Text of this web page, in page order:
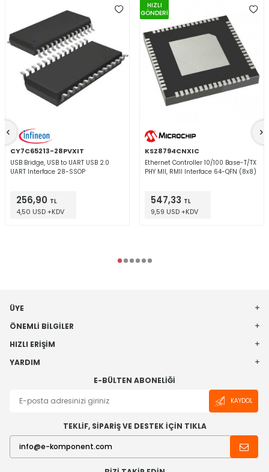
CY7C65213-28PVXIT
USB Bridge, USB to UART USB 2.0
UART Interface 28-SSOP
256,90 TL
4,50 USD +KDV
HIZLI
GÖNDERİ
KSZ8794CNXIC
Ethernet Controller 10/100 Base-T/TX
PHY MII, RMII Interface 64-QFN (8x8)
547,33 TL
9,59 USD +KDV
ÜYE
ÖNEMLI BILGILER
HIZLI ERIŞIM
YARDIM
E-BÜLTEN ABONELIĞI
KAYDOL
TEKLİF, SİPARİŞ VE DESTEK İÇİN TIKLA